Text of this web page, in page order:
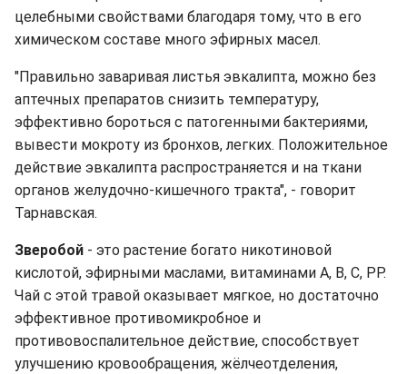
целебными свойствами благодаря тому, что в его
химическом составе много эфирных масел.
"Правильно заваривая листья эвкалипта, можно без
аптечных препаратов снизить температуру,
эффективно бороться с патогенными бактериями,
вывести мокроту из бронхов, легких. Положительное
действие эвкалипта распространяется и на ткани
органов желудочно-кишечного тракта", - говорит
Тарнавская.
Зверобой - это растение богато никотиновой
кислотой, эфирными маслами, витаминами А, В, С, РР.
Чай с этой травой оказывает мягкое, но достаточно
эффективное противомикробное и
противовоспалительное действие, способствует
улучшению кровообращения, жёлчеотделения,